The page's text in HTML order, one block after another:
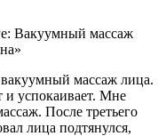
Вакуумный массаж
массаж лица.
и успокаивает. Мне
После третьего
лица подтянулся,